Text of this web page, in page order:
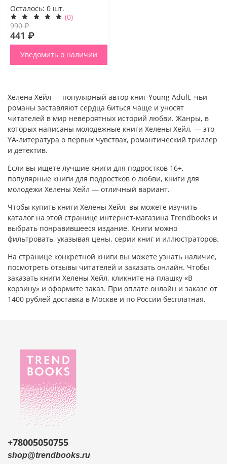
Осталось:0 шт.
(0)
990 ₽
441 ₽
Уведомить о наличии
Хелена Хейл — популярный автор книг Young Adult, чьи
романы заставляют сердца биться чаще и уносят
читателей в мир невероятных историй любви. Жанры, в
которых написаны молодежные книги Хелены Хейл, — это
YA-литература о первых чувствах, романтический триллер
и детектив.
Если вы ищете лучшие книги для подростков 16+,
популярные книги для подростков о любви, книги для
молодежи Хелены Хейл — отличный вариант.
Чтобы купить книги Хелены Хейл, вы можете изучить
каталог на этой странице интернет-магазина Trendbooks и
выбрать понравившееся издание. Книги можно
фильтровать, указывая цены, серии книг и иллюстраторов.
На странице конкретной книги вы можете узнать наличие,
посмотреть отзывы читателей и заказать онлайн. Чтобы
заказать книги Хелены Хейл, кликните на плашку «В
корзину» и оформите заказ. При оплате онлайн и заказе от
1400 рублей доставка в Москве и по России бесплатная.
+78005050755
shop@trendbooks.ru